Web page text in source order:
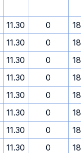
11.30 0
11.30 0
11.30 0
11.30 0
11.30 0
11.30 0
11.30 0
11.30 0